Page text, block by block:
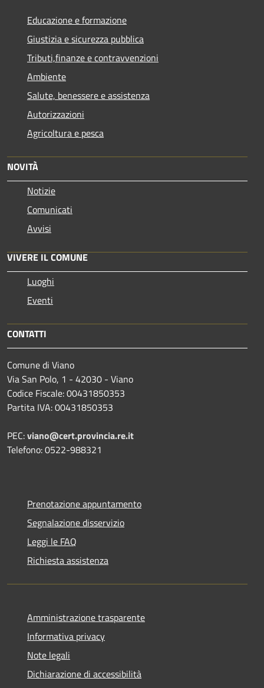
Educazione e formazione
Giustizia e sicurezza pubblica
Tributi,finanze e contravvenzioni
Ambiente
Salute, benessere e assistenza
Autorizzazioni
Agricoltura e pesca
NOVITÀ
Notizie
Comunicati
Avvisi
VIVERE IL COMUNE
Luoghi
Eventi
CONTATTI
Comune di Viano
Via San Polo, 1 - 42030 - Viano
Codice Fiscale: 00431850353
Partita IVA: 00431850353
PEC:viano@cert.provincia.re.it
Telefono: 0522-988321
Prenotazione appuntamento
Segnalazione disservizio
Leggi le FAQ
Richiesta assistenza
Amministrazione trasparente
Informativa privacy
Note legali
Dichiarazione di accessibilità